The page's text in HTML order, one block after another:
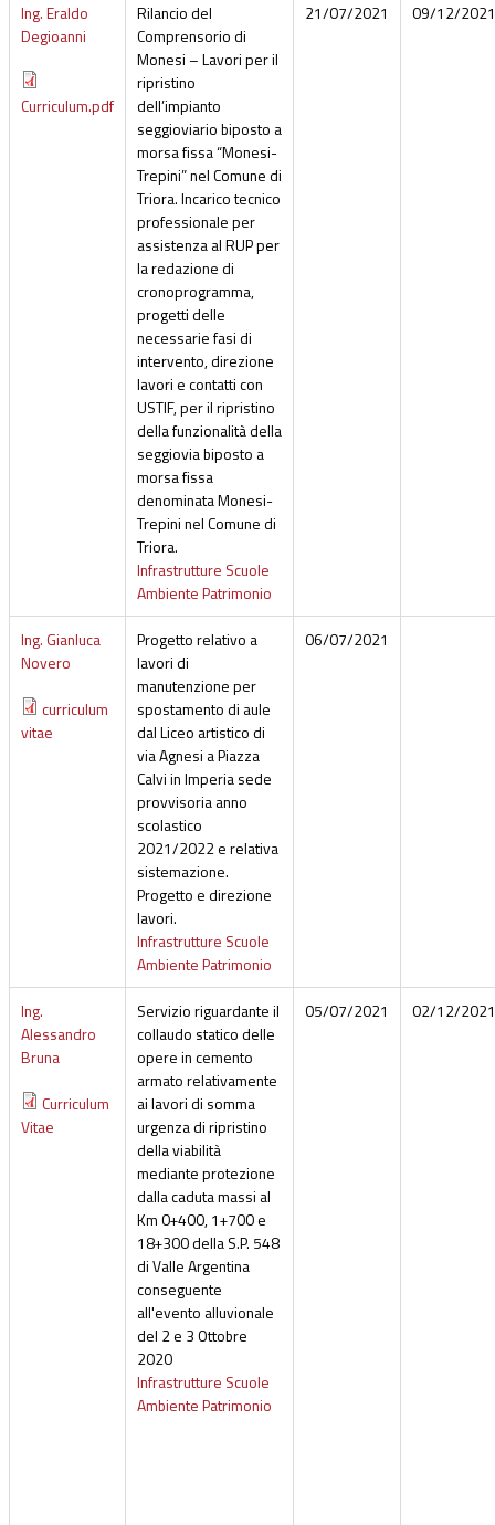
Ing. Eraldo
Degioanni
Curriculum.pdf
Rilancio del
Comprensorio di
Monesi – Lavori per il
ripristino
dell’impianto
seggioviario biposto a
morsa fissa “Monesi-
Trepini” nel Comune di
Triora. Incarico tecnico
professionale per
assistenza al RUP per
la redazione di
cronoprogramma,
progetti delle
necessarie fasi di
intervento, direzione
lavori e contatti con
USTIF, per il ripristino
della funzionalità della
seggiovia biposto a
morsa fissa
denominata Monesi-
Trepini nel Comune di
Triora.
Infrastrutture Scuole
Ambiente Patrimonio
21/07/2021 09/12/2021
Ing. Gianluca
Novero
curriculum
vitae
Progetto relativo a
lavori di
manutenzione per
spostamento di aule
dal Liceo artistico di
via Agnesi a Piazza
Calvi in Imperia sede
provvisoria anno
scolastico
2021/2022 e relativa
sistemazione.
Progetto e direzione
lavori.
Infrastrutture Scuole
Ambiente Patrimonio
06/07/2021
Ing.
Alessandro
Bruna
Curriculum
Vitae
Servizio riguardante il
collaudo statico delle
opere in cemento
armato relativamente
ai lavori di somma
urgenza di ripristino
della viabilità
mediante protezione
dalla caduta massi al
Km 0+400, 1+700 e
18+300 della S.P. 548
di Valle Argentina
conseguente
all'evento alluvionale
del 2 e 3 Ottobre
2020
Infrastrutture Scuole
Ambiente Patrimonio
05/07/2021 02/12/2021